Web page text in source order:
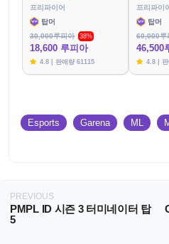
프리파이어
탑머
30,000루피아
38%
18,600 루피아
4.8 | 판매량 61115
프리파이
탑머
60,000루
46,500
4.8 | 판
Esports Garena ML
PREVIOUS
PMPL ID 시즌 3 터미네이터 탑
5